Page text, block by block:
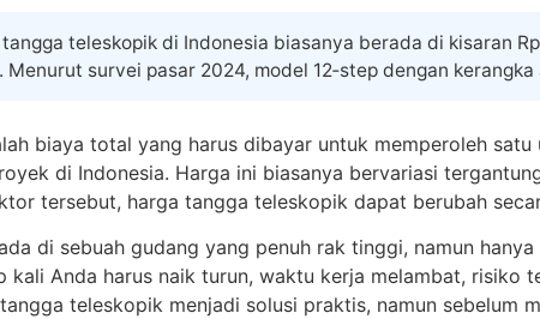
tangga teleskopik di Indonesia biasanya berada di kisaran
survei pasar 2024, model 12‑step dengan
biaya total yang harus dibayar untuk memperoleh
di Indonesia. Harga ini biasanya bervariasi
tersebut, harga tangga teleskopik dapat berubah
di sebuah gudang yang penuh rak tinggi, namun
kali Anda harus naik turun, waktu kerja melambat,
teleskopik menjadi solusi praktis, namun sebelum